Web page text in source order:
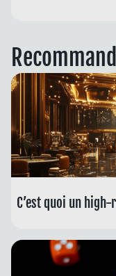
C’est quoi un